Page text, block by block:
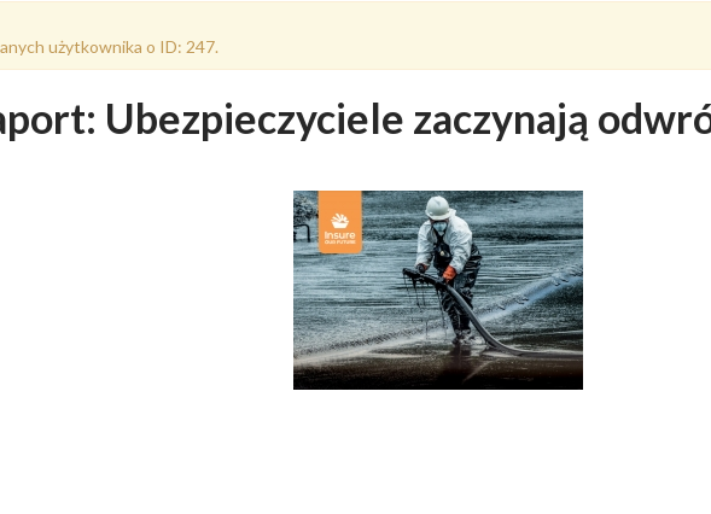
użytkownika o ID: 247.
Ubezpieczyciele zaczynają